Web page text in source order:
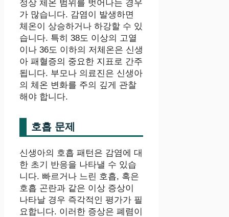
정상 체온 범위를 벗어나는 경우
가 많습니다. 감염이 발생하면
체온이 상승하거나 하강할 수 있
습니다. 특히 38도 이상의 고열
이나 36도 이하의 저체온은 신생
아 패혈증의 중요한 지표로 간주
됩니다. 부모나 의료진은 신생아
의 체온 변화를 주의 깊게 관찰
해야 합니다.
호흡 문제
신생아의 호흡 패턴은 감염에 대
한 초기 반응을 나타낼 수 있습
니다. 빠르거나 느린 호흡, 혹은
호흡 곤란과 같은 이상 증상이
나타날 경우 즉각적인 평가가 필
요합니다. 이러한 증상은 폐렴이